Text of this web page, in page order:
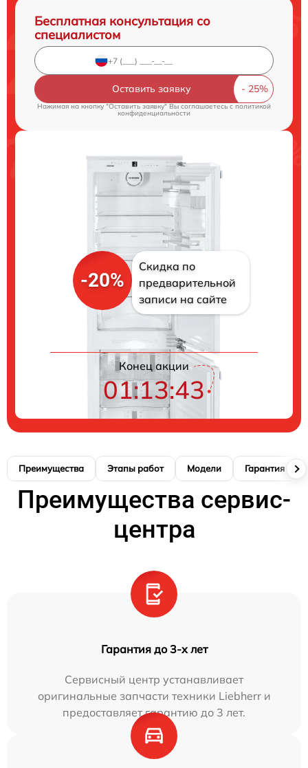
Бесплатная консультация со
специалистом
Оставить заявку
Нажимая на кнопку "Оставить заявку" Вы соглашаетесь cполитикой
конфиденциальности
-20%
Скидка по
предварительной
записи на сайте
Конец акции
01:13:42
Преимущества Этапы работ Модели Гарантия
Преимущества сервис-
центра
Гарантия до 3-х лет
Сервисный центр устанавливает
оригинальные запчасти техники Liebherr и
предоставляет гарантию до 3 лет.